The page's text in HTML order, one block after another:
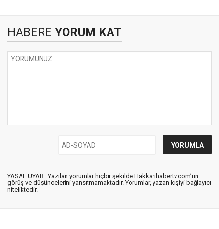
HABERE YORUM KAT
YASAL UYARI: Yazılan yorumlar hiçbir şekilde Hakkarihabertv.com’un
görüş ve düşüncelerini yansıtmamaktadır. Yorumlar, yazan kişiyi bağlayıcı
niteliktedir.